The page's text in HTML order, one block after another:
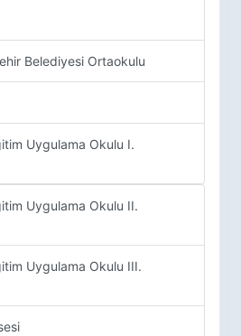
Belediyesi Ortaokulu
Uygulama Okulu I.
Uygulama Okulu II.
Uygulama Okulu III.